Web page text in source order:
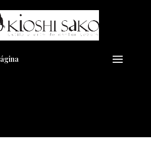
em transformar seu
Visual??